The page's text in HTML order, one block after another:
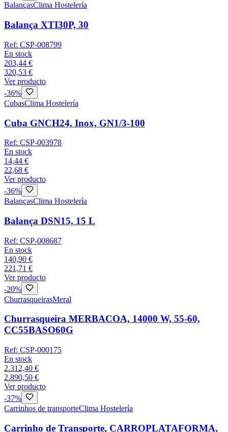
BalançasClima Hostelería
Balança XTI30P, 30
Ref: CSP-008799
En stock
203,44 €
320,53 €
Ver producto
-36%
CubasClima Hostelería
Cuba GNCH24, Inox, GN1/3-100
Ref: CSP-003978
En stock
14,44 €
22,68 €
Ver producto
-36%
BalançasClima Hostelería
Balança DSN15, 15 L
Ref: CSP-008687
En stock
140,90 €
221,71 €
Ver producto
-20%
ChurrasqueirasMeral
Churrasqueira MERBACOA, 14000 W, 55-60,
CC55BASO60G
Ref: CSP-000175
En stock
2.312,40 €
2.890,50 €
Ver producto
-37%
Carrinhos de transporteClima Hostelería
Carrinho de Transporte, CARROPLATAFORMA,